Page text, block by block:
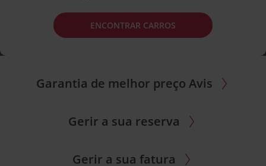
ENCONTRAR CARROS
Garantia de melhor preço Avis
Gerir a sua reserva
Gerir a sua fatura